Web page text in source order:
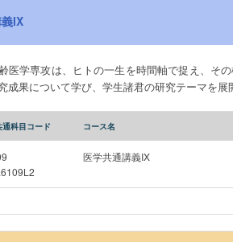
IX
医学専攻は、ヒトの一生を時間軸で捉え、そ
成果について学び、学生諸君の研究テーマを
科目コード コース名
医学共通講義IX